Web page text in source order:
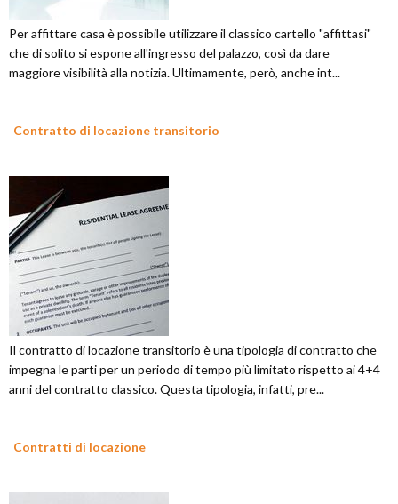
Per affittare casa è possibile utilizzare il classico cartello "affittasi"
che di solito si espone all'ingresso del palazzo, così da dare
maggiore visibilità alla notizia. Ultimamente, però, anche int...
Contratto di locazione transitorio
Il contratto di locazione transitorio è una tipologia di contratto che
impegna le parti per un periodo di tempo più limitato rispetto ai 4+4
anni del contratto classico. Questa tipologia, infatti, pre...
Contratti di locazione